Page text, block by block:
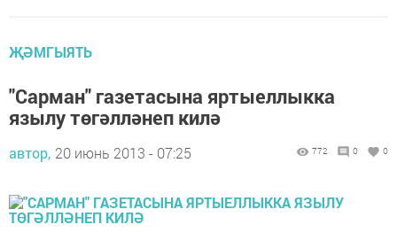
ҖӘМГЫЯТЬ
"Сарман" газетасына яртыеллыкка
язылу төгәлләнеп килә
автор, 20 июнь 2013 - 07:25 772 0 0